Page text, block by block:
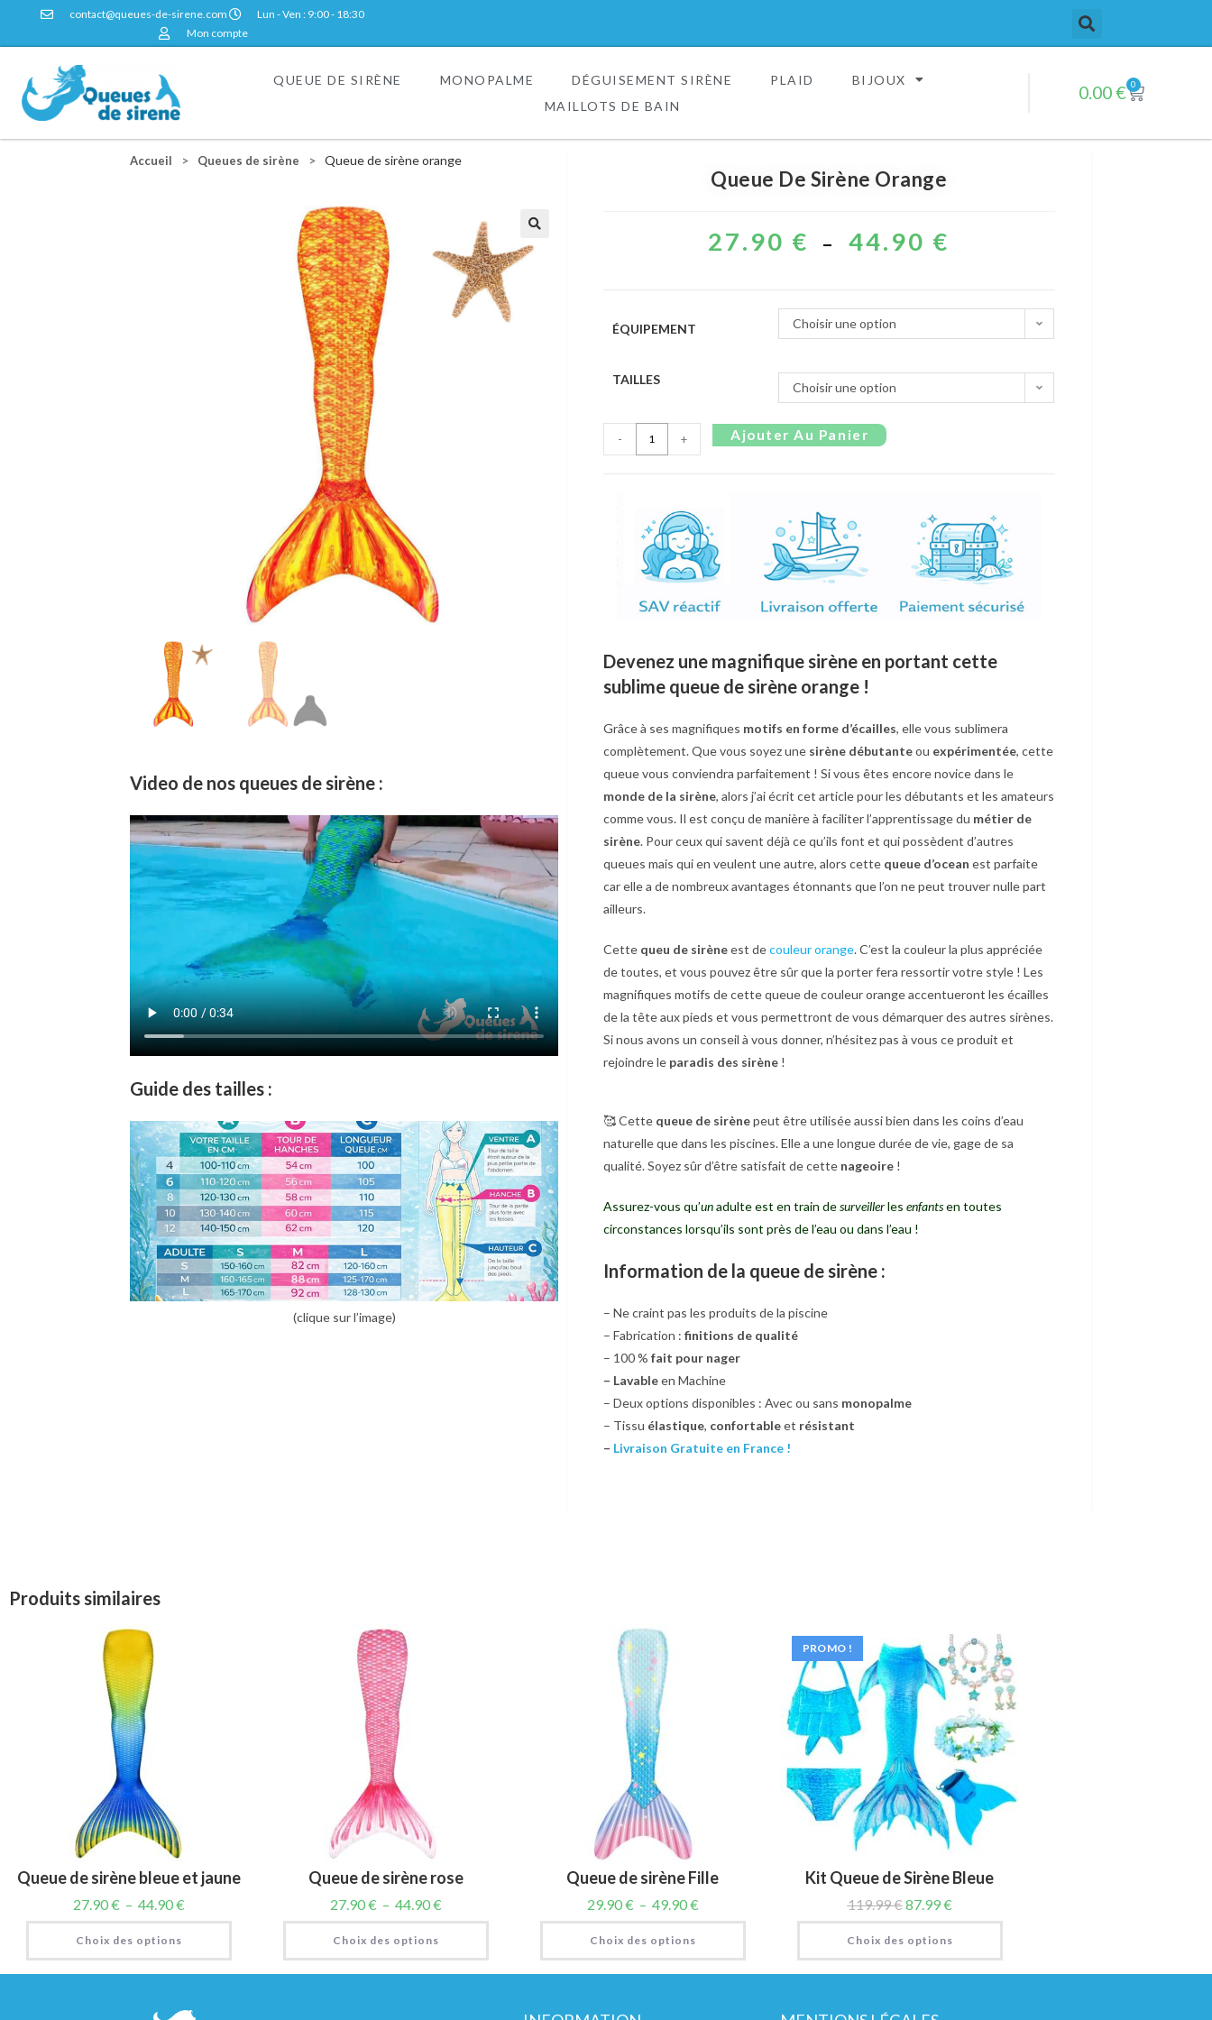
contact@queues-de-sirene.com
Lun - Ven : 9:00 - 18:30
Mon compte
QUEUE DE SIRÈNE MONOPALME DÉGUISEMENT SIRÈNE PLAID
BIJOUX
MAILLOTS DE BAIN
0.00€ 0
Accueil > Queues de sirène > Queue de sirène orange
🔍
Video de nos queues de sirène :
Guide des tailles :
(clique sur l’image)
Queue De Sirène Orange
27.90 € – 44.90 €
ÉQUIPEMENT Choisir une option
TAILLES
Choisir une option
- + Ajouter Au Panier
Devenez une magnifique sirène en portant cette
sublime queue de sirène orange !
Grâce à ses magnifiques motifs en forme d’écailles, elle vous sublimera
complètement. Que vous soyez une sirène débutanteou expérimentée, cette
queue vous conviendra parfaitement ! Si vous êtes encore novice dans le
monde de la sirène, alors j’ai écrit cet article pour les débutants et les amateurs
comme vous. Il est conçu de manière à faciliter l’apprentissage du métier de
sirène. Pour ceux qui savent déjà ce qu’ils font et qui possèdent d’autres
queues mais qui en veulent une autre, alors cette queue d’ocean est parfaite
car elle a de nombreux avantages étonnants que l’on ne peut trouver nulle part
ailleurs.
Cettequeu de sirèneest decouleur orange. C’est la couleur la plus appréciée
de toutes, et vous pouvez être sûr que la porter fera ressortir votre style ! Les
magnifiques motifs de cette queue de couleur orange accentueront les écailles
de la tête aux pieds et vous permettront de vous démarquer des autres sirènes.
Si nous avons un conseil à vous donner, n’hésitez pas à vous ce produit et
rejoindre le paradis des sirène!
🥰 Cette queue de sirènepeut être utilisée aussi bien dans les coins d’eau
naturelle que dans les piscines. Elle a une longue durée de vie, gage de sa
qualité. Soyez sûr d’être satisfait de cette nageoire!
Assurez-vous qu’unadulte est en train desurveillerles enfantsen toutes
circonstances lorsqu’ils sont près de l’eau ou dans l’eau !
Information de la queue de sirène :
– Ne craint pas les produits de la piscine
– Fabrication : finitions de qualité
– 100 % fait pour nager
– Lavableen Machine
– Deux options disponibles : Avec ou sans monopalme
– Tissu élastique, confortableet résistant
– Livraison Gratuite en France !
Produits similaires
Queue de sirène bleue et jaune
27.90€ – 44.90€
Choix des options
Queue de sirène rose
27.90€ – 44.90€
Choix des options
Queue de sirène Fille
29.90€ – 49.90€
Choix des options
PROMO !
Kit Queue de Sirène Bleue
119.99€87.99€
Choix des options